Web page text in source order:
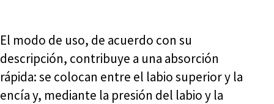
El modo de uso, de acuerdo con su
descripción, contribuye a una absorción
rápida: se colocan entre el labio superior y la
encía y, mediante la presión del labio y la